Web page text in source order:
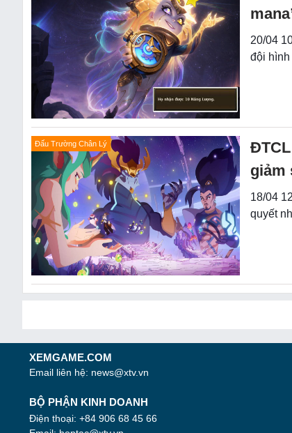
20/04
đội
Đấu Trường Chân Lý
giảm
18/04
quyết
XEMGAME.COM
Email liên hệ: news@xtv.vn
BỘ PHẬN KINH DOANH
Điện thoại: +84 906 68 45 66